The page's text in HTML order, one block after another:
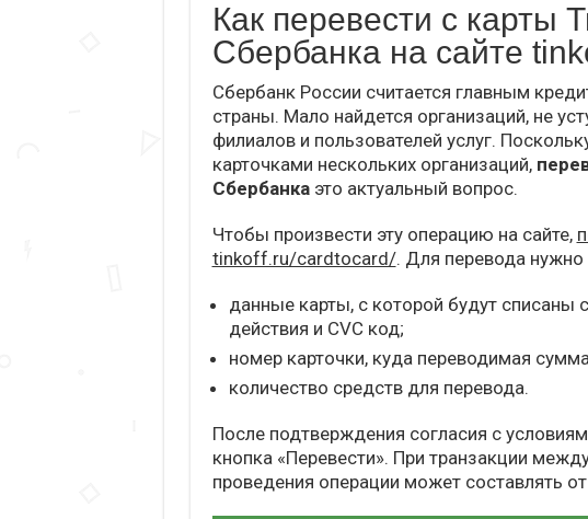
Как перевести с карты
Сбербанка на сайте
Сбербанк России считается главным
страны. Мало найдется организаций, не
филиалов и пользователей услуг.
карточками нескольких организаций,
Сбербанкаэто актуальный вопрос.
Чтобы произвести эту операцию на сайте,
tinkoff.ru/cardtocard/. Для перевода
данные карты, с которой будут списаны
действия и CVC код;
номер карточки, куда переводимая
количество средств для перевода.
После подтверждения согласия с
кнопка «Перевести». При транзакции
проведения операции может составлять